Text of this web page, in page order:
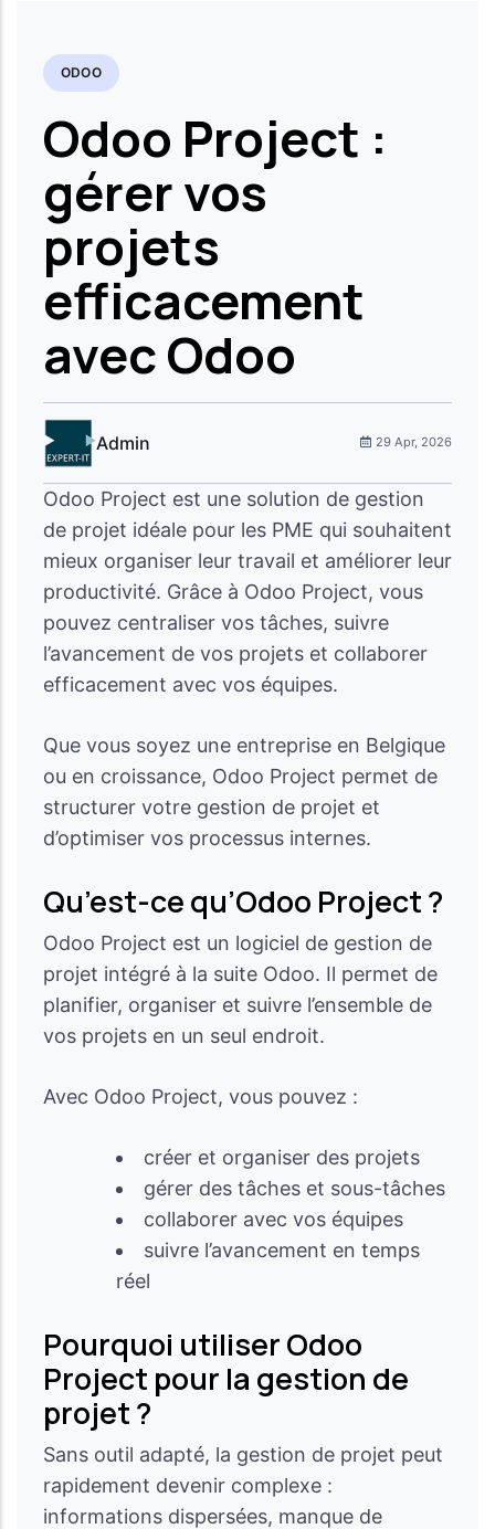
ODOO
Odoo Project :
gérer vos
projets
efficacement
avec Odoo
Admin 29 Apr, 2026
Odoo Project est une solution de gestion
de projet idéale pour les PME qui souhaitent
mieux organiser leur travail et améliorer leur
productivité. Grâce à Odoo Project, vous
pouvez centraliser vos tâches, suivre
l’avancement de vos projets et collaborer
efficacement avec vos équipes.
Que vous soyez une entreprise en Belgique
ou en croissance, Odoo Project permet de
structurer votre gestion de projet et
d’optimiser vos processus internes.
Qu’est-ce qu’Odoo Project ?
Odoo Project est un logiciel de gestion de
projet intégré à la suite Odoo. Il permet de
planifier, organiser et suivre l’ensemble de
vos projets en un seul endroit.
Avec Odoo Project, vous pouvez :
créer et organiser des projets
gérer des tâches et sous-tâches
collaborer avec vos équipes
suivre l’avancement en temps
réel
Pourquoi utiliser Odoo
Project pour la gestion de
projet ?
Sans outil adapté, la gestion de projet peut
rapidement devenir complexe :
informations dispersées, manque de